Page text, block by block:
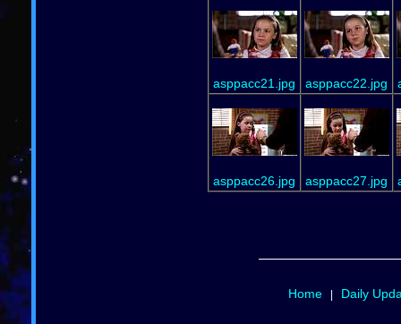
asppacc21.jpg asppacc22.jpg
asppacc26.jpg asppacc27.jpg
Home| Daily